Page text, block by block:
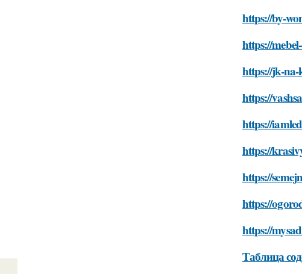
https://by-
https://
https://jk-na-
https://
https://
https://
https://
https://
https://
Таблица